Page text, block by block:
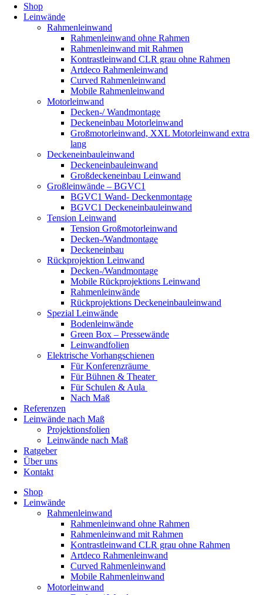
Shop
Leinwände
Rahmenleinwand
Rahmenleinwand ohne Rahmen
Rahmenleinwand mit Rahmen
Kontrastleinwand CLR grau ohne Rahmen
Artdeco Rahmenleinwand
Curved Rahmenleinwand
Mobile Rahmenleinwand
Motorleinwand
Decken-/ Wandmontage
Deckeneinbau Motorleinwand
Großmotorleinwand, XXL Motorleinwand extra
lang
Deckeneinbauleinwand
Deckeneinbauleinwand
Großdeckeneinbau Leinwand
Großleinwände – BGVC1
BGVC1 Wand- Deckenmontage
BGVC1 Deckeneinbauleinwand
Tension Leinwand
Tension Großmotorleinwand
Decken-/Wandmontage
Deckeneinbau
Rückprojektion Leinwand
Decken-/Wandmontage
Mobile Rückprojektions Leinwand
Rahmenleinwände
Rückprojektions Deckeneinbauleinwand
Spezial Leinwände
Bodenleinwände
Green Box – Pressewände
Leinwandfolien
Elektrische Vorhangschienen
Für Konferenzräume
Für Bühnen & Theater
Für Schulen & Aula
Nach Maß
Referenzen
Leinwände nach Maß
Projektionsfolien
Leinwände nach Maß
Ratgeber
Über uns
Kontakt
Shop
Leinwände
Rahmenleinwand
Rahmenleinwand ohne Rahmen
Rahmenleinwand mit Rahmen
Kontrastleinwand CLR grau ohne Rahmen
Artdeco Rahmenleinwand
Curved Rahmenleinwand
Mobile Rahmenleinwand
Motorleinwand